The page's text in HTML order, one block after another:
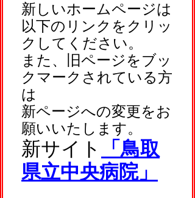
新しいホームページは
以下のリンクをクリッ
クしてください。
また、旧ページをブッ
クマークされている方
は
新ページへの変更をお
願いいたします。
新サイト
「鳥取
県立中央病院」